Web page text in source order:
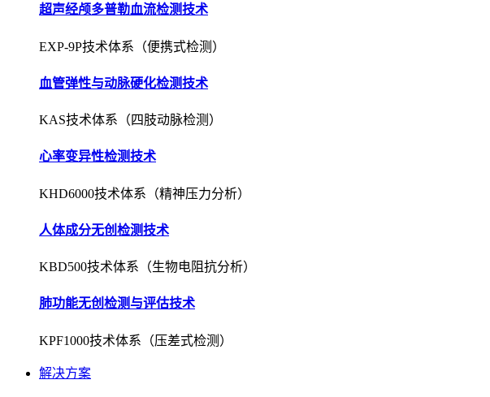
血管弹性与动脉硬化检测技术
KAS技术体系（四肢动脉检测）
心率变异性检测技术
KHD6000技术体系（精神压力分析）
人体成分无创检测技术
KBD500技术体系（生物电阻抗分析）
肺功能无创检测与评估技术
KPF1000技术体系（压差式检测）
解决方案
探索所有解决方案
骨质筛查解决方案